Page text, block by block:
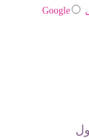
Google